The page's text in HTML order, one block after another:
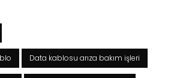
Data kablosu arıza bakım işleri